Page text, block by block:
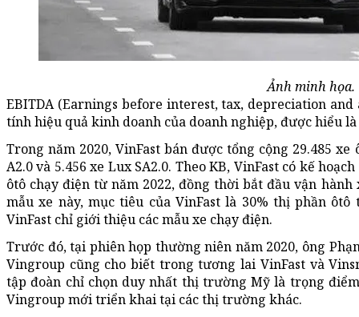
Ảnh minh họa.
EBITDA (Earnings before interest, tax, depreciation
tính hiệu quả kinh doanh của doanh nghiệp, được hiểu
Trong năm 2020, VinFast bán được tổng cộng 29.485 xe
A2.0 và 5.456 xe Lux SA2.0. Theo KB, VinFast có kế
ôtô chạy điện từ năm 2022, đồng thời bắt đầu vận
mẫu xe này, mục tiêu của VinFast là 30% thị phần
VinFast chỉ giới thiệu các mẫu xe chạy điện.
Trước đó, tại phiên họp thường niên năm 2020, ông
Vingroup cũng cho biết trong tương lai VinFast và
tập đoàn chỉ chọn duy nhất thị trường Mỹ là trọng
Vingroup mới triển khai tại các thị trường khác.